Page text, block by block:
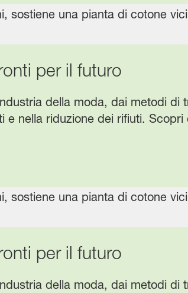
per il futuro
della moda, dai metodi di
nella riduzione dei rifiuti.
per il futuro
della moda, dai metodi di